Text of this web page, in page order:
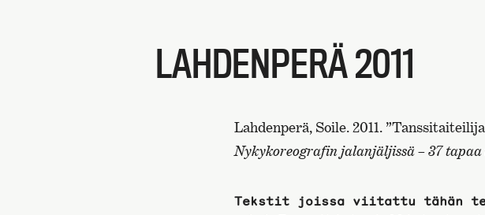
LAHDENPERÄ 2011
Lahdenperä, Soile. 2011.
Nykykoreografin jalanjäljissä – 37 tapaa
Tekstit joissa viitattu tähän